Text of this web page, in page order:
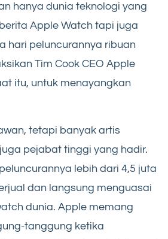
hanya dunia teknologi yang
Apple Watch tapi juga
hari peluncurannya ribuan
Tim Cook CEO Apple
itu, untuk menayangkan
tetapi banyak artis
pejabat tinggi yang hadir.
lebih dari 4,5 juta
dan langsung menguasai
dunia. Apple memang
tanggung ketika